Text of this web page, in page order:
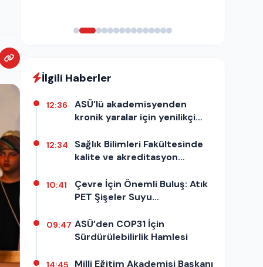
İlgili Haberler
12:36
ASÜ’lü akademisyenden
kronik yaralar için yenilikçi
12:34
Sağlık Bilimleri Fakültesinde
kalite ve akreditasyon
10:41
Çevre İçin Önemli Buluş: Atık
PET Şişeler Suyu
09:47 ASÜ’den COP31 İçin
Sürdürülebilirlik Hamlesi
14:45
Milli Eğitim Akademisi Başkanı